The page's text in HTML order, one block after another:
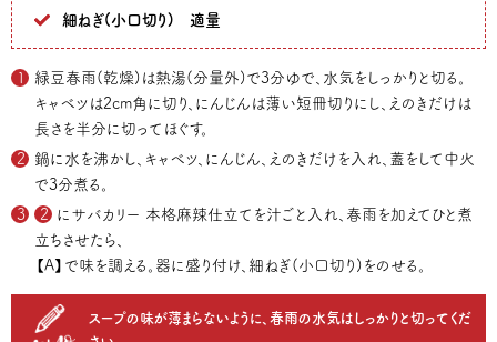
細ねぎ(小口切り) 適量
緑豆春雨(乾燥)は熱湯(分量外)で3分ゆで、水気をしっかりと切る。
キャベツは2cm角に切り、にんじんは薄い短冊切りにし、えのきだけは
長さを半分に切ってほぐす。
鍋に水を沸かし、キャベツ、にんじん、えのきだけを入れ、蓋をして中火
で3分煮る。
2
にサバカリー 本格麻辣仕立てを汁ごと入れ、春雨を加えてひと煮
立ちさせたら、
【A】で味を調える。器に盛り付け、細ねぎ(小口切り)をのせる。
スープの味が薄まらないように、春雨の水気はしっかりと切ってくだ